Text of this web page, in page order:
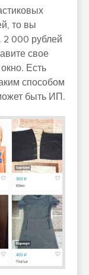
то вы
2 000 рублей
свое
Есть
способом
быть ИП.